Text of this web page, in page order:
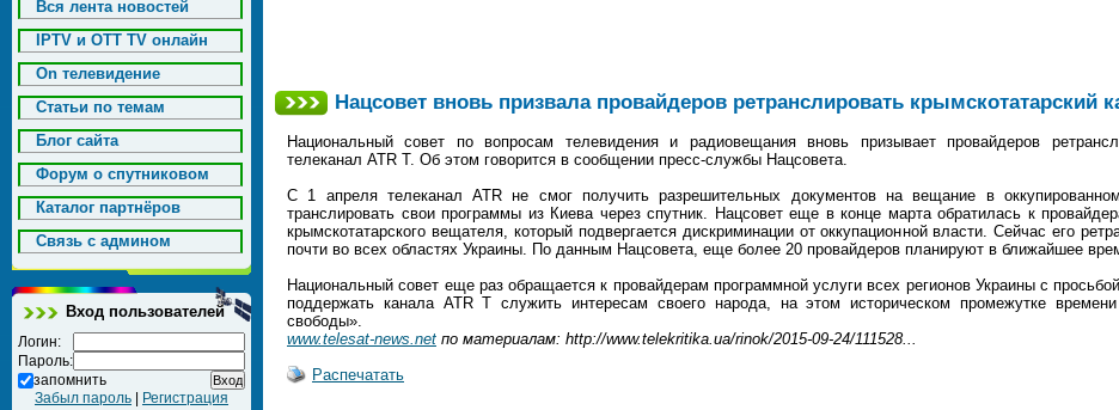
Вся лента новостей
IPTV и OTT TV онлайн
On телевидение
Статьи по темам
Блог сайта
Форум о спутниковом
Каталог партнёров
Cвязь с админом
Вход пользователей
Логин:
Пароль:
запомнить
Забыл пароль
Регистрация
Нацсовет вновь призвала провайдеров ретранслировать крымскотатарский
Национальный совет по вопросам телевидения и радиовещания вновь призывает провайдеров
телеканал ATR T. Об этом говорится в сообщении пресс-службы Нацсовета.
С 1 апреля телеканал ATR не смог получить разрешительных документов на вещание в
транслировать свои программы из Киева через спутник. Нацсовет еще в конце марта обратилась к
крымскотатарского вещателя, который подвергается дискриминации от оккупационной власти. Сейчас его
почти во всех областях Украины. По данным Нацсовета, еще более 20 провайдеров планируют в ближайшее
Национальный совет еще раз обращается к провайдерам программной услуги всех регионов Украины с
поддержать канала ATR T служить интересам своего народа, на этом историческом промежутке
свободы».
www.telesat-news.net по материалам: http://www.telekritika.ua/rinok/2015-09-24/111528...
Распечатать